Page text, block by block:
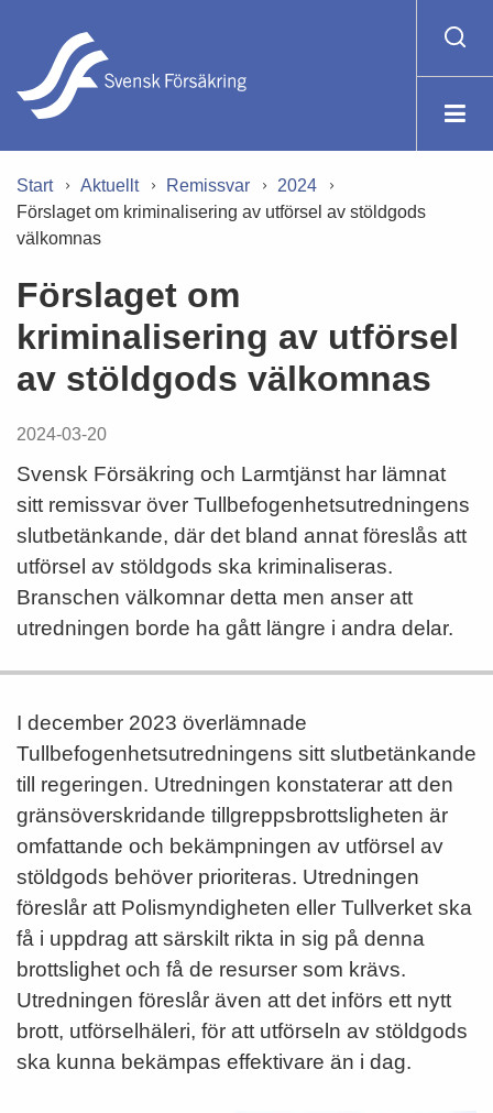
Start Aktuellt Remissvar
2024
Förslaget om kriminalisering av utförsel av stöldgods
välkomnas
Förslaget om
kriminalisering av utförsel
av stöldgods välkomnas
2024-03-20
Svensk Försäkring och Larmtjänst har lämnat
sitt remissvar över Tullbefogenhetsutredningens
slutbetänkande, där det bland annat föreslås att
utförsel av stöldgods ska kriminaliseras.
Branschen välkomnar detta men anser att
utredningen borde ha gått längre i andra delar.
I december 2023 överlämnade
Tullbefogenhetsutredningens sitt slutbetänkande
till regeringen. Utredningen konstaterar att den
gränsöverskridande tillgreppsbrottsligheten är
omfattande och bekämpningen av utförsel av
stöldgods behöver prioriteras. Utredningen
föreslår att Polismyndigheten eller Tullverket ska
få i uppdrag att särskilt rikta in sig på denna
brottslighet och få de resurser som krävs.
Utredningen föreslår även att det införs ett nytt
brott, utförselhäleri, för att utförseln av stöldgods
ska kunna bekämpas effektivare än i dag.